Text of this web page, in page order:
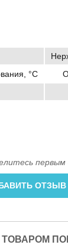
°C
первым
ОТЗЫВ
ТОВАРОМ